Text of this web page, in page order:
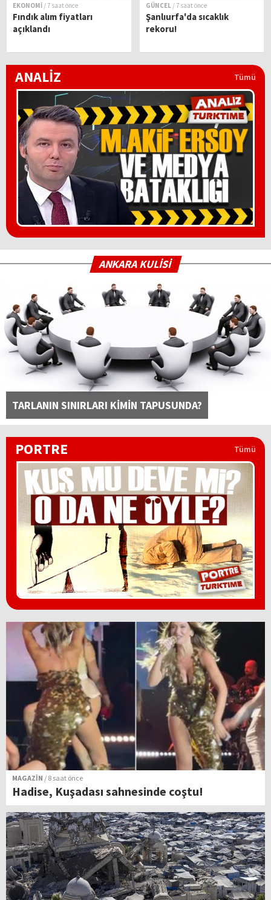
EKONOMİ / 7 saat önce
Fındık alım fiyatları
açıklandı
GÜNCEL / 7 saat önce
Şanlıurfa'da sıcaklık
rekoru!
ANALİZ Tümü
ANKARA KULİSİ
TARLANIN SINIRLARI KİMİN TAPUSUNDA?
PORTRE Tümü
MAGAZİN / 8 saat önce
Hadise, Kuşadası sahnesinde coştu!